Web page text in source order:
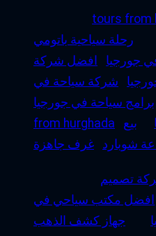
tours from
رحلة سياحية باتومي
جورجيا
افضل شركة
شركة سياحة في
برامج سياحة في جورجيا
from hurghada
بيع
شوبارد
غرف جاهزة
تصميم
افضل مكتب سياحي في
جهاز كشف الذهب